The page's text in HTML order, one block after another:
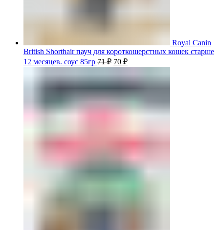
Royal Canin
British Shorthair пауч для короткошерстных кошек старше
12 месяцев. соус 85гр 71₽ 70 ₽